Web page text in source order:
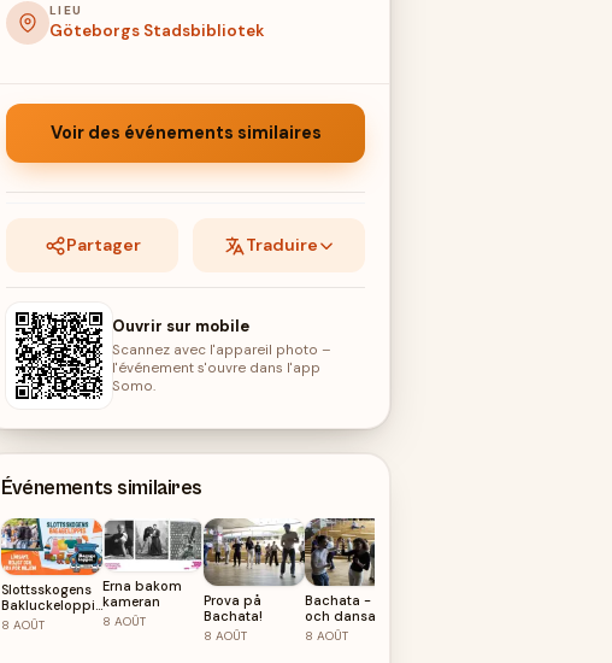
LIEU
Göteborgs Stadsbibliotek
Voir des événements similaires
Partager Traduire
Ouvrir sur mobile
Scannez avec l'appareil photo –
l'événement s'ouvre dans l'app
Somo.
Événements similaires
Slottsskogens
Bakluckeloppis
/ Bagageloppis
8 AOÛT
Erna bakom
kameran
8 AOÛT
Prova på
Bachata!
8 AOÛT
Bachata - Kom
och dansa!
8 AOÛT